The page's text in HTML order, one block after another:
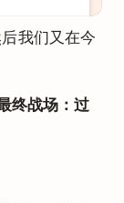
我们又在今
终战场：过